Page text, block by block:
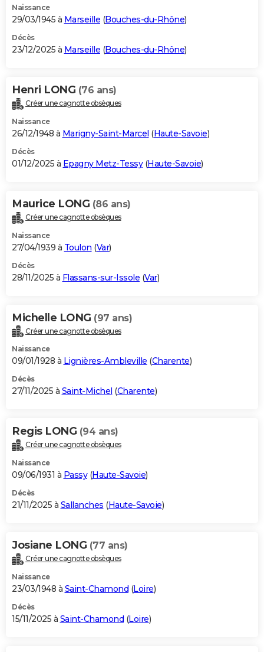
Naissance
29/03/1945 à Marseille (Bouches-du-Rhône)
Décès
23/12/2025 à Marseille (Bouches-du-Rhône)
Henri LONG (76 ans)
Créer une cagnotte obsèques
Naissance
26/12/1948 à Marigny-Saint-Marcel (Haute-Savoie)
Décès
01/12/2025 à Epagny Metz-Tessy(Haute-Savoie)
Maurice LONG (86 ans)
Créer une cagnotte obsèques
Naissance
27/04/1939 à Toulon (Var)
Décès
28/11/2025 à Flassans-sur-Issole (Var)
Michelle LONG (97 ans)
Créer une cagnotte obsèques
Naissance
09/01/1928 à Lignières-Ambleville (Charente)
Décès
27/11/2025 à Saint-Michel (Charente)
Regis LONG (94 ans)
Créer une cagnotte obsèques
Naissance
09/06/1931 à Passy(Haute-Savoie)
Décès
21/11/2025 à Sallanches (Haute-Savoie)
Josiane LONG (77 ans)
Créer une cagnotte obsèques
Naissance
23/03/1948 à Saint-Chamond (Loire)
Décès
15/11/2025 à Saint-Chamond (Loire)